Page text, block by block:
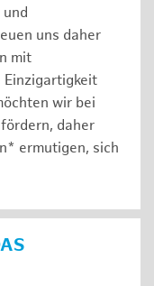
uns daher
mit
Einzigartigkeit
wir bei
daher
ermutigen, sich